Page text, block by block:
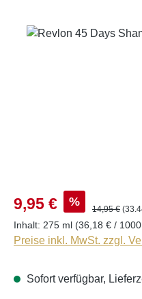
Bildergalerie überspringen
9,95 € %
14,95 €
Inhalt: 275 ml (36,18 € /
Preise inkl. MwSt. zzgl.
Sofort verfügbar,